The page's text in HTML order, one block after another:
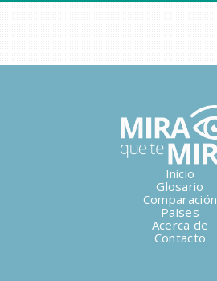
Inicio
Glosario
Comparación
Paises
Acerca de
Contacto